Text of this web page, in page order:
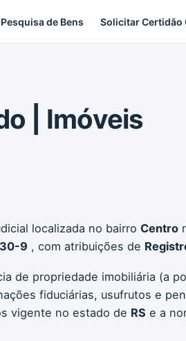
Pesquisa de Bens Solicitar Certidão
| Imóveis
localizada no bairro Centro
9 , com atribuições de
de propriedade imobiliária (a
fiduciárias, usufrutos e
vigente no estado de RS e a